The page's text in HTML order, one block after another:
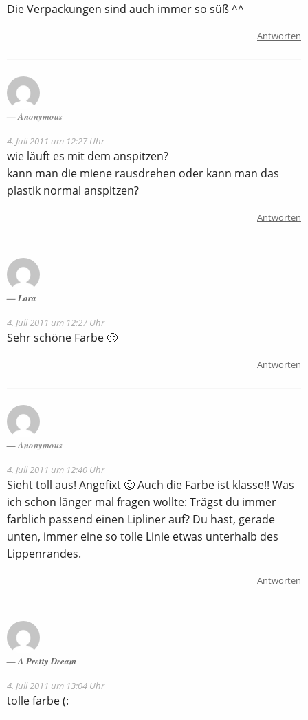
Die Verpackungen sind auch immer so süß ^^
Antworten
Anonymous
4. Juli 2011 um 12:27 Uhr
wie läuft es mit dem anspitzen?
kann man die miene rausdrehen oder kann man das
plastik normal anspitzen?
Antworten
Lora
4. Juli 2011 um 12:27 Uhr
Sehr schöne Farbe 🙂
Antworten
Anonymous
4. Juli 2011 um 12:40 Uhr
Sieht toll aus! Angefixt 🙂 Auch die Farbe ist klasse!! Was
ich schon länger mal fragen wollte: Trägst du immer
farblich passend einen Lipliner auf? Du hast, gerade
unten, immer eine so tolle Linie etwas unterhalb des
Lippenrandes.
Antworten
A Pretty Dream
4. Juli 2011 um 13:04 Uhr
tolle farbe (: